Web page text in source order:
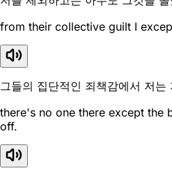
from their collective guilt I
그들의 집단적인 죄책감에서 저
there's no one there except the
off.